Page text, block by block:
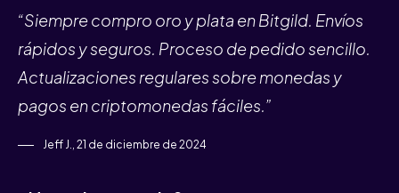
“Siempre compro oro y plata en Bitgild. Envíos
rápidos y seguros. Proceso de pedido sencillo.
Actualizaciones regulares sobre monedas y
pagos en criptomonedas fáciles.”
Jeff J., 21 de diciembre de 2024